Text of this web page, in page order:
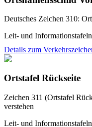
Deutsches Zeichen 310:
Leit- und Informationstafeln
Details zum
Ortstafel Rückseite
Zeichen 311 (Ortstafel
verstehen
Leit- und Informationstafeln